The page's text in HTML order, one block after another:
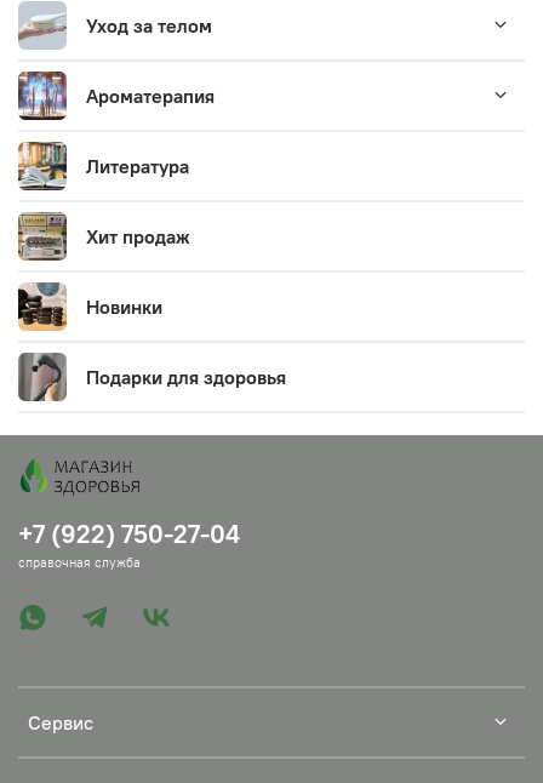
Уход за телом
Ароматерапия
Литература
Хит продаж
Новинки
Подарки для здоровья
Сервис
+7 (922) 750-27-04
справочная служба